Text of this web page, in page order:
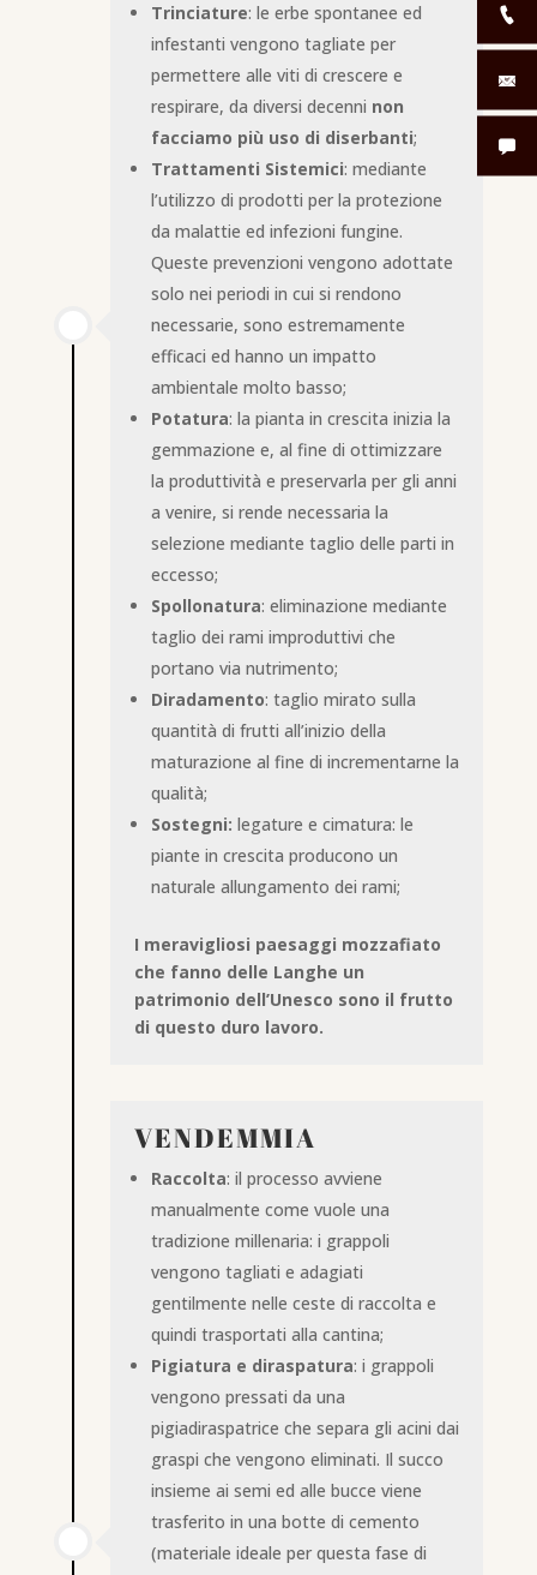
Trinciature: le erbe spontanee ed
infestanti vengono tagliate per
permettere alle viti di crescere e
respirare, da diversi decenni non
facciamo più uso di diserbanti;
Trattamenti Sistemici: mediante
l’utilizzo di prodotti per la protezione
da malattie ed infezioni fungine.
Queste prevenzioni vengono adottate
solo nei periodi in cui si rendono
necessarie, sono estremamente
efficaci ed hanno un impatto
ambientale molto basso;
Potatura: la pianta in crescita inizia la
gemmazione e, al fine di ottimizzare
la produttività e preservarla per gli anni
a venire, si rende necessaria la
selezione mediante taglio delle parti in
eccesso;
Spollonatura: eliminazione mediante
taglio dei rami improduttivi che
portano via nutrimento;
Diradamento: taglio mirato sulla
quantità di frutti all’inizio della
maturazione al fine di incrementarne la
qualità;
Sostegni: legature e cimatura: le
piante in crescita producono un
naturale allungamento dei rami;
I meravigliosi paesaggi mozzafiato
che fanno delle Langhe un
patrimonio dell’Unesco sono il frutto
di questo duro lavoro.
VENDEMMIA
Raccolta: il processo avviene
manualmente come vuole una
tradizione millenaria: i grappoli
vengono tagliati e adagiati
gentilmente nelle ceste di raccolta e
quindi trasportati alla cantina;
Pigiatura e diraspatura: i grappoli
vengono pressati da una
pigiadiraspatrice che separa gli acini dai
graspi che vengono eliminati. Il succo
insieme ai semi ed alle bucce viene
trasferito in una botte di cemento
(materiale ideale per questa fase di